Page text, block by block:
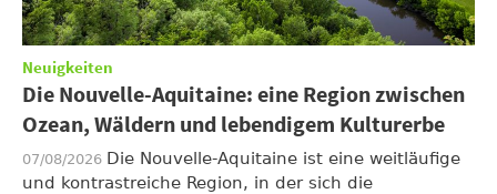
Neuigkeiten
Die Nouvelle-Aquitaine: eine Region zwischen
Ozean, Wäldern und lebendigem Kulturerbe
07/08/2026 Die Nouvelle-Aquitaine ist eine weitläufige
und kontrastreiche Region, in der sich die